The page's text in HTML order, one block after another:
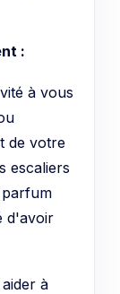
:
à vous
de votre
escaliers
d'avoir
à